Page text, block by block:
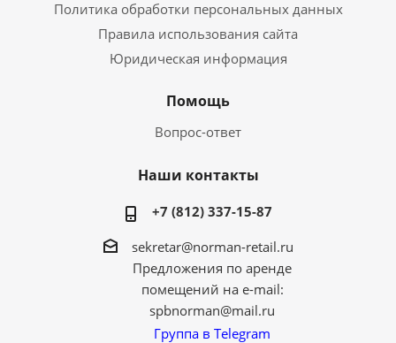
Политика обработки персональных данных
Правила использования сайта
Юридическая информация
Помощь
Вопрос-ответ
Наши контакты
+7 (812) 337-15-87
sekretar@norman-retail.ru
Предложения по аренде
помещений на e-mail:
spbnorman@mail.ru
Группа в Telegram